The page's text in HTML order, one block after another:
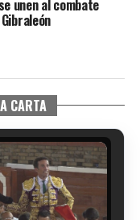
unen al combate
CARTA